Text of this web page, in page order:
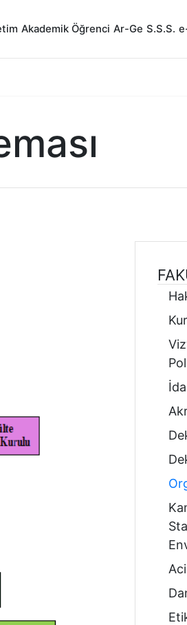
Akademik Öğrenci Ar-Ge S.S.S.